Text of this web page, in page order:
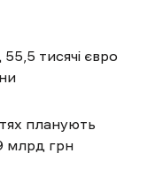
55,5 тисячі євро
планують
млрд грн